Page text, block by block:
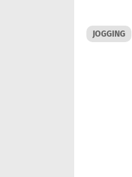
JOGGING